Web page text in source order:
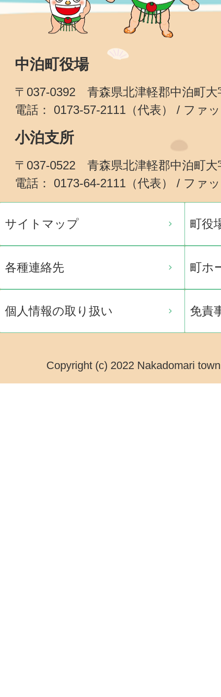
中泊町役場
〒037-0392 青森県北津軽郡中泊町大
電話： 0173-57-2111（代表） / ファ
小泊支所
〒037-0522 青森県北津軽郡中泊町大
電話： 0173-64-2111（代表） / ファ
サイトマップ 町役
各種連絡先 町ホ
個人情報の取り扱い 免責
Copyright (c) 2022 Nakadomari